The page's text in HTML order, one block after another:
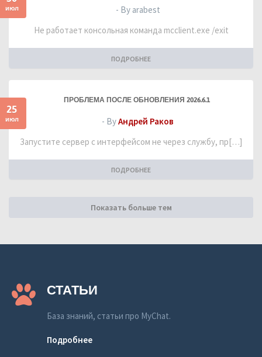
июл
- By arabest
Не работает консольная команда mcclient.exe /exit
ПОДРОБНЕЕ
25
июл
ПРОБЛЕМА ПОСЛЕ ОБНОВЛЕНИЯ 2026.6.1
- ByАндрей Раков
Запустите сервер с интерфейсом не через службу, пр[…]
ПОДРОБНЕЕ
Показать больше тем
СТАТЬИ
База знаний, статьи про MyChat.
Подробнее